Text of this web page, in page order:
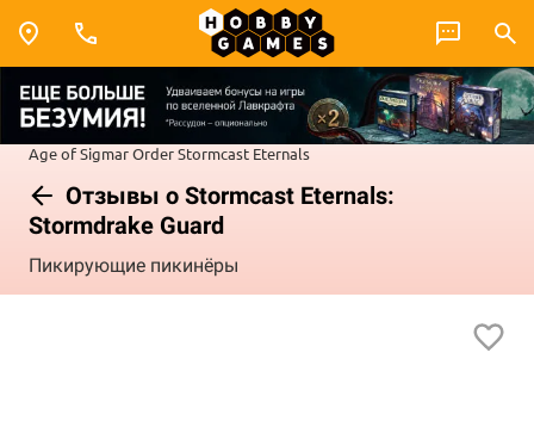
Age of SigmarOrderStormcast Eternals
Отзывы о Stormcast Eternals:
Stormdrake Guard
Пикирующие пикинёры